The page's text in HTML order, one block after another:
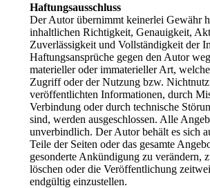
Haftungsausschluss
Der Autor übernimmt keinerlei Gewähr
inhaltlichen Richtigkeit, Genauigkeit,
Zuverlässigkeit und Vollständigkeit der
Haftungsansprüche gegen den Autor
materieller oder immaterieller Art,
Zugriff oder der Nutzung bzw.
veröffentlichten Informationen, durch
Verbindung oder durch technische
sind, werden ausgeschlossen. Alle
unverbindlich. Der Autor behält es sich
Teile der Seiten oder das gesamte
gesonderte Ankündigung zu verändern,
löschen oder die Veröffentlichung
endgültig einzustellen.